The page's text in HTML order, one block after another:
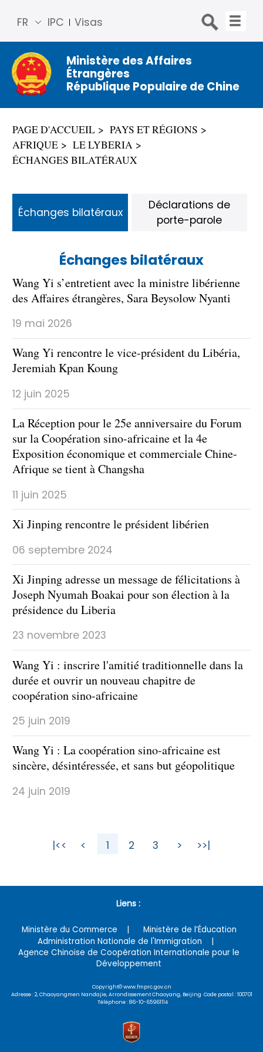
IPC Visas
FR
简体
中文
Engli
sh
Русс
Espa
ñol
Ministère des Affaires
Étrangères
République Populaire de Chine
PAGE D'ACCUEIL
PAYS ET RÉGIONS
AFRIQUE
LE LYBERIA
ÉCHANGES BILATÉRAUX
Échanges bilatéraux
Wang Yi s’entretient avec la ministre libérienne
des Affaires étrangères, Sara Beysolow Nyanti
19 mai 2026
Wang Yi rencontre le vice-président du Libéria,
Jeremiah Kpan Koung
12 juin 2025
La Réception pour le 25e anniversaire du Forum
sur la Coopération sino-africaine et la 4e
Exposition économique et commerciale Chine-
Afrique se tient à Changsha
11 juin 2025
Xi Jinping rencontre le président libérien
06 septembre 2024
Xi Jinping adresse un message de félicitations à
Joseph Nyumah Boakai pour son élection à la
présidence du Liberia
23 novembre 2023
Wang Yi : inscrire l'amitié traditionnelle dans la
durée et ouvrir un nouveau chapitre de
coopération sino-africaine
25 juin 2019
Wang Yi : La coopération sino-africaine est
sincère, désintéressée, et sans but géopolitique
24 juin 2019
Échanges bilatéraux
Déclarations de
porte-parole
|<< < 1 2 3 > >>|
Liens :
Ministère du Commerce
Ministère de l’Éducation
Administration Nationale de l'Immigration
Agence Chinoise de Coopération Internationale pour le
Développement
Copyright© www.fmprc.gov.cn
Adresse : 2, Chaoyangmen Nandajie, Arrondissement Chaoyang, Beijing Code postal : 100701
Téléphone : 86-10-65961114